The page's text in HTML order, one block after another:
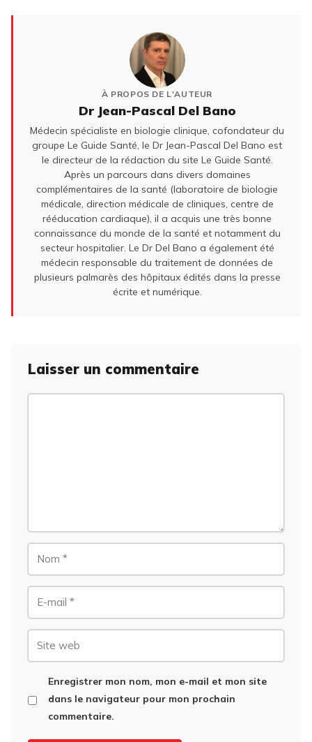
À PROPOS DE L'AUTEUR
Dr Jean-Pascal Del Bano
Médecin spécialiste en biologie clinique, cofondateur du
groupe Le Guide Santé, le Dr Jean-Pascal Del Bano est
le directeur de la rédaction du site Le Guide Santé.
Après un parcours dans divers domaines
complémentaires de la santé (laboratoire de biologie
médicale, direction médicale de cliniques, centre de
rééducation cardiaque), il a acquis une très bonne
connaissance du monde de la santé et notamment du
secteur hospitalier. Le Dr Del Bano a également été
médecin responsable du traitement de données de
plusieurs palmarès des hôpitaux édités dans la presse
écrite et numérique.
Laisser un commentaire
Enregistrer mon nom, mon e-mail et mon site
dans le navigateur pour mon prochain
commentaire.